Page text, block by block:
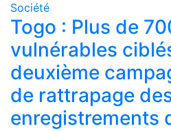
Société
Togo : Plus de
vulnérables
deuxième
de rattrapage
enregistrements